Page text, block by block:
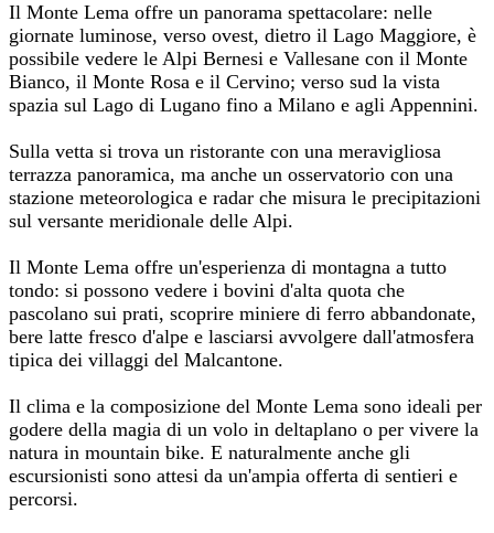
Il Monte Lema offre un panorama spettacolare: nelle
giornate luminose, verso ovest, dietro il Lago Maggiore, è
possibile vedere le Alpi Bernesi e Vallesane con il Monte
Bianco, il Monte Rosa e il Cervino; verso sud la vista
spazia sul Lago di Lugano fino a Milano e agli Appennini.
Sulla vetta si trova un ristorante con una meravigliosa
terrazza panoramica, ma anche un osservatorio con una
stazione meteorologica e radar che misura le precipitazioni
sul versante meridionale delle Alpi.
Il Monte Lema offre un'esperienza di montagna a tutto
tondo: si possono vedere i bovini d'alta quota che
pascolano sui prati, scoprire miniere di ferro abbandonate,
bere latte fresco d'alpe e lasciarsi avvolgere dall'atmosfera
tipica dei villaggi del Malcantone.
Il clima e la composizione del Monte Lema sono ideali per
godere della magia di un volo in deltaplano o per vivere la
natura in mountain bike. E naturalmente anche gli
escursionisti sono attesi da un'ampia offerta di sentieri e
percorsi.